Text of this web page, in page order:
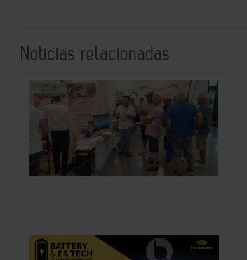
Noticias relacionadas